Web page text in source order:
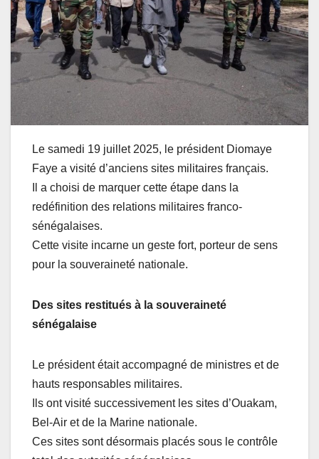
Le samedi 19 juillet 2025, le président Diomaye
Faye a visité d’anciens sites militaires français.
Il a choisi de marquer cette étape dans la
redéfinition des relations militaires franco-
sénégalaises.
Cette visite incarne un geste fort, porteur de sens
pour la souveraineté nationale.
Des sites restitués à la souveraineté
sénégalaise
Le président était accompagné de ministres et de
hauts responsables militaires.
Ils ont visité successivement les sites d’Ouakam,
Bel-Air et de la Marine nationale.
Ces sites sont désormais placés sous le contrôle